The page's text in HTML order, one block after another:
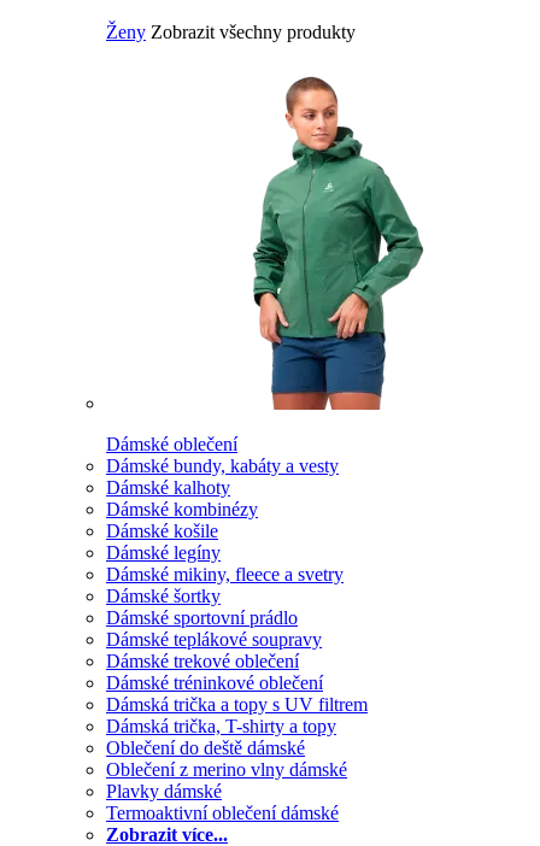
Ženy Zobrazit všechny produkty
Dámské oblečení
Dámské bundy, kabáty a vesty
Dámské kalhoty
Dámské kombinézy
Dámské košile
Dámské legíny
Dámské mikiny, fleece a svetry
Dámské šortky
Dámské sportovní prádlo
Dámské teplákové soupravy
Dámské trekové oblečení
Dámské tréninkové oblečení
Dámská trička a topy s UV filtrem
Dámská trička, T-shirty a topy
Oblečení do deště dámské
Oblečení z merino vlny dámské
Plavky dámské
Termoaktivní oblečení dámské
Zobrazit více...